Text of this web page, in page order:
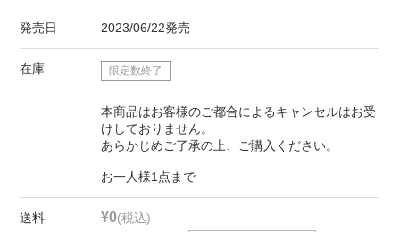
発売日 2023/06/22発売
在庫 限定数終了
本商品はお客様のご都合によるキャンセルはお受
けしておりません。
あらかじめご了承の上、ご購入ください。
お一人様1点まで
送料 ¥0(税込)